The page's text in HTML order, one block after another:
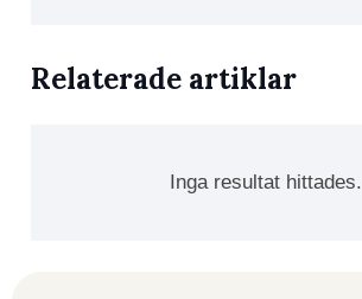
Relaterade artiklar
Inga resultat hittades.